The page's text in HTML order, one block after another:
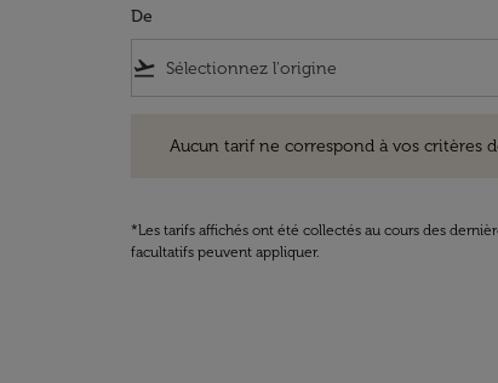
De
flight_takeoff
Aucun tarif ne correspond à vos critères
*Les tarifs affichés ont été collectés au cours des
facultatifs peuvent appliquer.